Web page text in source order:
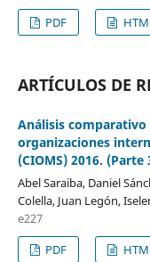
PDF
ARTÍCULOS DE
Análisis comparativo
organizaciones
(CIOMS) 2016. (Parte
Abel Saraiba, Daniel
Colella, Juan Legón,
e227
PDF